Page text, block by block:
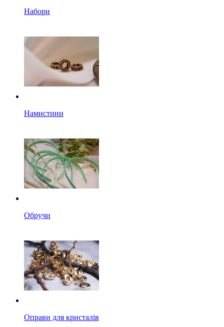
Набори
Намистини
Обручи
Оправи для кристалів